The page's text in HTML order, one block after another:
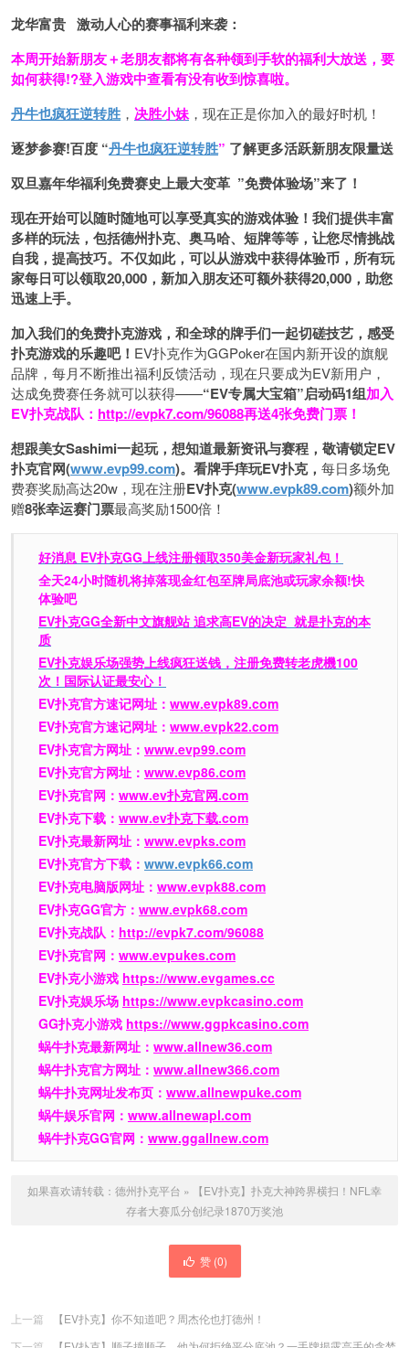
龙华富贵 激动人心的赛事福利来袭：
本周开始新朋友＋老朋友都将有各种领到手软的福利大放送，要
如何获得!?登入游戏中查看有没有收到惊喜啦。
丹牛也疯狂逆转胜， 决胜小妹，现在正是你加入的最好时机！
逐梦参赛!百度 “丹牛也疯狂逆转胜” 了解更多活跃新朋友限量送
双旦嘉年华福利免费赛史上最大变革 ”免费体验场”来了！
现在开始可以随时随地可以享受真实的游戏体验！我们提供丰富
多样的玩法，包括德州扑克、奥马哈、短牌等等，让您尽情挑战
自我，提高技巧。不仅如此， 可以从游戏中获得体验币，所有玩
家每日可以领取20,000，新加入朋友还可额外获得20,000，助您
迅速上手。
加入我们的免费扑克游戏，和全球的牌手们一起切磋技艺，感受
扑克游戏的乐趣吧！ EV扑克作为GGPoker在国内新开设的旗舰
品牌，每月不断推出福利反馈活动，现在只要成为EV新用户，
达成免费赛任务就可以获得——“EV专属大宝箱”启动码1组加入
EV扑克战队： http://evpk7.com/96088再送4张免费门票！
想跟美女Sashimi一起玩， 想知道最新资讯与赛程， 敬请锁定EV
扑克官网(www.evp99.com)。 看牌手痒玩EV扑克， 每日多场免
费赛奖励高达20w，现在注册EV扑克(www.evpk89.com)额外加
赠8张幸运赛门票最高奖励1500倍！
好消息 EV扑克GG上线注册领取350美金新玩家礼包！
全天24小时随机将掉落现金红包至牌局底池或玩家余额!快
体验吧
EV扑克GG全新中文旗舰站追求高EV的决定 就是扑克的本
质
EV扑克娱乐场强势上线疯狂送钱，注册免费转老虎機100
次！国际认证最安心！
EV扑克官方速记网址： www.evpk89.com
EV扑克官方速记网址： www.evpk22.com
EV扑克官方网址： www.evp99.com
EV扑克官方网址： www.evp86.com
EV扑克官网： www.ev扑克官网.com
EV扑克下载： www.ev扑克下载.com
EV扑克最新网址： www.evpks.com
EV扑克官方下载： www.evpk66.com
EV扑克电脑版网址： www.evpk88.com
EV扑克GG官方： www.evpk68.com
EV扑克战队： http://evpk7.com/96088
EV扑克官网： www.evpukes.com
EV扑克小游戏 https://www.evgames.cc
EV扑克娱乐场 https://www.evpkcasino.com
GG扑克小游戏 https://www.ggpkcasino.com
蜗牛扑克最新网址： www.allnew36.com
蜗牛扑克官方网址： www.allnew366.com
蜗牛扑克网址发布页： www.allnewpuke.com
蜗牛娱乐官网： www.allnewapl.com
蜗牛扑克GG官网： www.ggallnew.com
如果喜欢请转载： 德州扑克平台 »
【EV扑克】扑克大神跨界横扫！NFL幸
存者大赛瓜分创纪录1870万奖池
赞 (0)
上一篇
【EV扑克】你不知道吧？周杰伦也打德州！